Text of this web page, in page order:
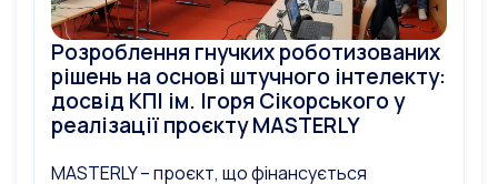
Розроблення гнучких роботизованих
рішень на основі штучного інтелекту:
досвід КПІ ім. Ігоря Сікорського у
реалізації проєкту MASTERLY
MASTERLY – проєкт, що фінансується